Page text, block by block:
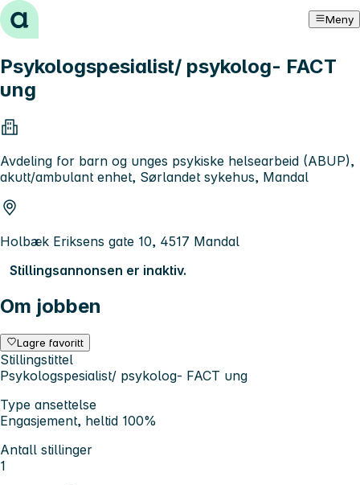
Hopp til innhold Meny
Psykologspesialist/ psykolog- FACT
ung
Avdeling for barn og unges psykiske helsearbeid (ABUP),
akutt/ambulant enhet, Sørlandet sykehus, Mandal
Holbæk Eriksens gate 10, 4517 Mandal
Stillingsannonsen er inaktiv.
Om jobben
Lagre favoritt
Stillingstittel
Psykologspesialist/ psykolog- FACT ung
Type ansettelse
Engasjement, heltid 100%
Antall stillinger
1